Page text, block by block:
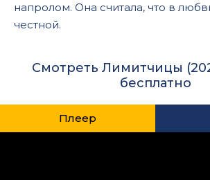
напролом. Она считала, что в
честной.
Смотреть Лимитчицы
бесплатно
Плеер